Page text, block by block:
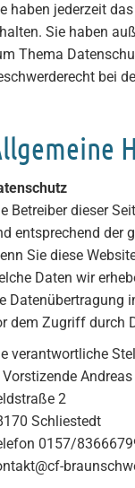
haben jederzeit
Sie haben
Thema
bei
Betreiber dieser
entsprechend der
Sie diese
Daten wir
Datenübertragung
dem Zugriff durch
verantwortliche
Vorstizende
2
Schliestedt
0157/